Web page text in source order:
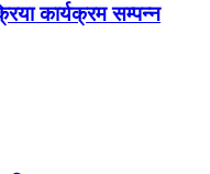
कार्यक्रम सम्पन्न